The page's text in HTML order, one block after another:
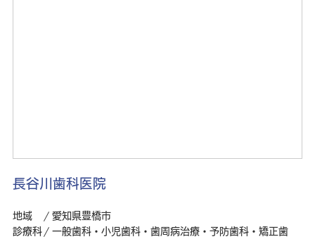
長谷川歯科医院
地域
愛知県豊橋市
診療科
一般歯科・小児歯科・歯周病治療・予防歯科・矯正歯